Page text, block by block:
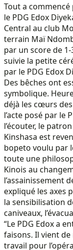
Tout a
le PDG Edox
Central au club
terrain Maï
par un score de 1-
suivie la petite
par le PDG Edox
Des bêches ont
symbolique.
déjà les cœurs
l’acte posé par le
l’écouter, le
Kinshasa est
bopeto voulu par
toute une
Kinois au
l’assainissement
expliqué les axes
la sensibilisation
caniveaux,
“Le PDG Edox a
faisons. Il vient
travail pour